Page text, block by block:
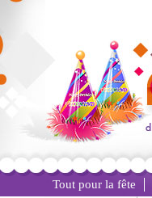
Tout pour la fête